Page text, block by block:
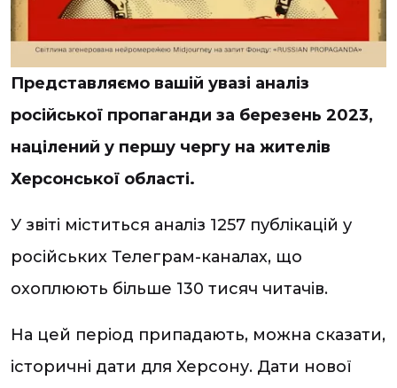
Представляємо вашій увазі аналіз
російської пропаганди за березень 2023,
націлений у першу чергу на жителів
Херсонської області.
У звіті міститься аналіз 1257 публікацій у
російських Телеграм-каналах, що
охоплюють більше 130 тисяч читачів.
На цей період припадають, можна сказати,
історичні дати для Херсону. Дати нової